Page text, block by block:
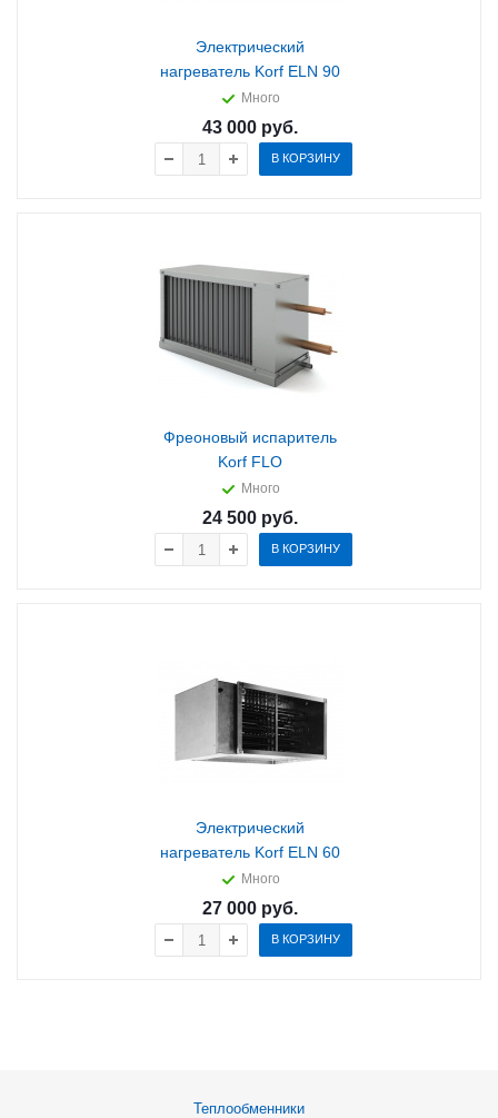
Электрический
нагреватель Korf ELN 90
Много
43 000руб.
В КОРЗИНУ
Фреоновый испаритель
Korf FLO
Много
24 500руб.
В КОРЗИНУ
Электрический
нагреватель Korf ELN 60
Много
27 000руб.
В КОРЗИНУ
Теплообменники